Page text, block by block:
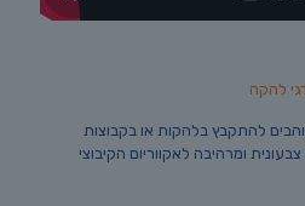
להקה
להתקבץ בלהקות או בקבוצות
ומרהיבה לאקווריום הקיבוצי